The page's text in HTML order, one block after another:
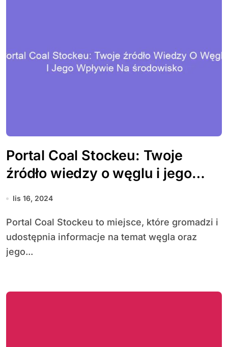
Portal Coal Stockeu: Twoje
źródło wiedzy o węglu i jego
wpływie na środowisko
lis 16, 2024
Portal Coal Stockeu to miejsce, które gromadzi i
udostępnia informacje na temat węgla oraz
jego...